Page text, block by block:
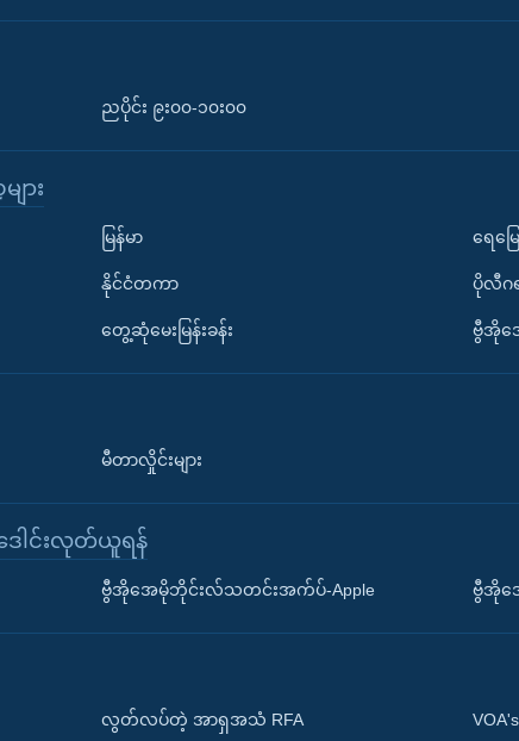
ညပိုင်း ၉း၀၀-၁၀း၀၀
ား
မြန်မာ
နိုင်ငံတကာ
တွေ့ဆုံမေးမြန်းခန်း
ရေမြ
ပိုလီဂ
ဗွီအိုအ
မီတာလှိုင်းများ
ေါင်းလုတ်ယူရန်
ဗွီအိုအေမိုဘိုင်းလ်သတင်းအက်ပ်-Apple ဗွီအိုအ
လွတ်လပ်တဲ့ အာရှအသံ RFA